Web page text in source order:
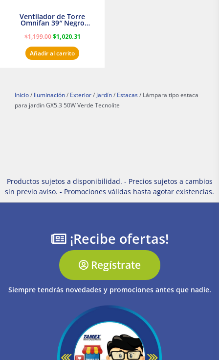
Ventilador de Torre
Omnifan 39″ Negro
$1,199.00 $1,020.31
Añadir al carrito
Inicio / Iluminación / Exterior / Jardín / Estacas / Lámpara tipo estaca
para jardin GX5.3 50W Verde Tecnolite
Productos sujetos a disponibilidad. - Precios sujetos a cambios
sin previo aviso. - Promociones válidas hasta agotar existencias.
¡Recibe ofertas!
Regístrate
Siempre tendrás novedades y promociones antes que nadie.